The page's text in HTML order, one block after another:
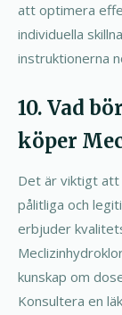
att optimera
individuella
instruktionerna
10. Vad
köper
Det är viktigt att
pålitliga och
erbjuder
kunskap om
Konsultera en